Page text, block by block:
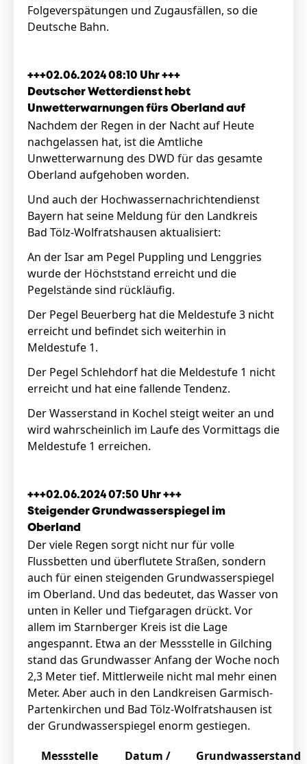
Folgeverspätungen und Zugausfällen, so die
Deutsche Bahn.
+++02.06.2024 08:10 Uhr +++
Deutscher Wetterdienst hebt
Unwetterwarnungen fürs Oberland auf
Nachdem der Regen in der Nacht auf Heute
nachgelassen hat, ist die Amtliche
Unwetterwarnung des DWD für das gesamte
Oberland aufgehoben worden.
Und auch der Hochwassernachrichtendienst
Bayern hat seine Meldung für den Landkreis
Bad Tölz-Wolfratshausen aktualisiert:
An der Isar am Pegel Puppling und Lenggries
wurde der Höchststand erreicht und die
Pegelstände sind rückläufig.
Der Pegel Beuerberg hat die Meldestufe 3 nicht
erreicht und befindet sich weiterhin in
Meldestufe 1.
Der Pegel Schlehdorf hat die Meldestufe 1 nicht
erreicht und hat eine fallende Tendenz.
Der Wasserstand in Kochel steigt weiter an und
wird wahrscheinlich im Laufe des Vormittags die
Meldestufe 1 erreichen.
+++02.06.2024 07:50 Uhr +++
Steigender Grundwasserspiegel im
Oberland
Der viele Regen sorgt nicht nur für volle
Flussbetten und überflutete Straßen, sondern
auch für einen steigenden Grundwasserspiegel
im Oberland. Und das bedeutet, das Wasser von
unten in Keller und Tiefgaragen drückt. Vor
allem im Starnberger Kreis ist die Lage
angespannt. Etwa an der Messstelle in Gilching
stand das Grundwasser Anfang der Woche noch
2,3 Meter tief. Mittlerweile nicht mal mehr einen
Meter. Aber auch in den Landkreisen Garmisch-
Partenkirchen und Bad Tölz-Wolfratshausen ist
der Grundwasserspiegel enorm gestiegen.
Messstelle
Datum / Grundwasserstand